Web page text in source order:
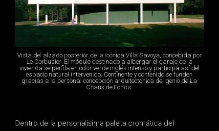
Vista del alzado posterior de la icónica Villa Savoya, concebida por
Le Corbusier. El módulo destinado a albergar el garaje de la
vivienda se perfila en color verde inglés intenso y participa así del
espacio natural intervenido. Continente y contenido se funden
gracias a la personal concepción arquitectónica del genio de La
Chaux de Fonds.
Dentro de la personalísima paleta cromática del